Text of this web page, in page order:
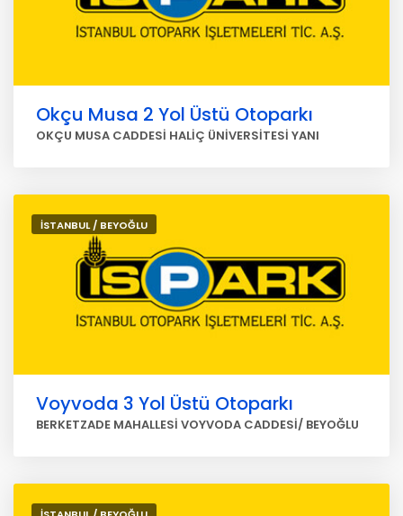
Okçu Musa 2 Yol Üstü Otoparkı
OKÇU MUSA CADDESİ HALİÇ ÜNİVERSİTESİ YANI
İSTANBUL / BEYOĞLU
Voyvoda 3 Yol Üstü Otoparkı
BERKETZADE MAHALLESİ VOYVODA CADDESİ/ BEYOĞLU